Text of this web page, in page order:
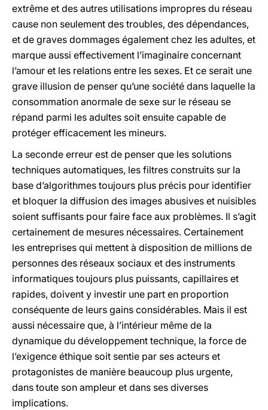
extrême et des autres utilisations impropres du réseau
cause non seulement des troubles, des dépendances,
et de graves dommages également chez les adultes, et
marque aussi effectivement l’imaginaire concernant
l’amour et les relations entre les sexes. Et ce serait une
grave illusion de penser qu’une société dans laquelle la
consommation anormale de sexe sur le réseau se
répand parmi les adultes soit ensuite capable de
protéger efficacement les mineurs.
La seconde erreur est de penser que les solutions
techniques automatiques, les filtres construits sur la
base d’algorithmes toujours plus précis pour identifier
et bloquer la diffusion des images abusives et nuisibles
soient suffisants pour faire face aux problèmes. Il s’agit
certainement de mesures nécessaires. Certainement
les entreprises qui mettent à disposition de millions de
personnes des réseaux sociaux et des instruments
informatiques toujours plus puissants, capillaires et
rapides, doivent y investir une part en proportion
conséquente de leurs gains considérables. Mais il est
aussi nécessaire que, à l’intérieur même de la
dynamique du développement technique, la force de
l’exigence éthique soit sentie par ses acteurs et
protagonistes de manière beaucoup plus urgente,
dans toute son ampleur et dans ses diverses
implications.